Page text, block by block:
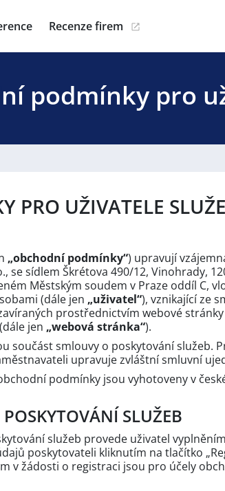
Recenze firem
podmínky pro
UŽIVATELE
„obchodní podmínky“) upravují
se sídlem Škrétova 490/12, Vinohrady,
Městským soudem v Praze oddíl C,
(dále jen „uživatel“), vznikající ze
prostřednictvím webové
jen „webová stránka“).
součást smlouvy o poskytování služeb.
upravuje zvláštní smluvní
podmínky jsou vyhotoveny v
SLUŽEB
služeb provede uživatel
poskytovateli kliknutím na tlačítko
v žádosti o registraci jsou pro účely